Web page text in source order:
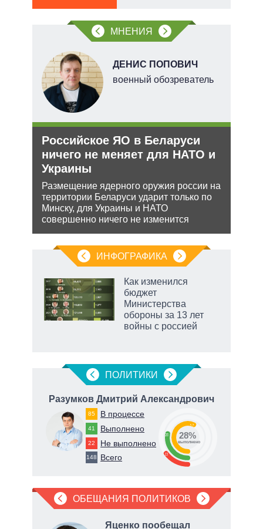
МНЕНИЯ
ДЕНИС ПОПОВИЧ
военный обозреватель
Российское ЯО в Беларуси
ничего не меняет для НАТО и
Украины
Размещение ядерного оружия россии на
территории Беларуси ударит только по
Минску, для Украины и НАТО
совершенно ничего не изменится
ИНФОГРАФИКА
Как изменился
бюджет
Министерства
обороны за 13 лет
войны с россией
ПОЛИТИКИ
Разумков Дмитрий Александрович
85 В процессе
41 Выполнено
22 Не выполнено
148 Всего 15
28
57
28%
выполнено
ОБЕЩАНИЯ ПОЛИТИКОВ
Яценко пообещал